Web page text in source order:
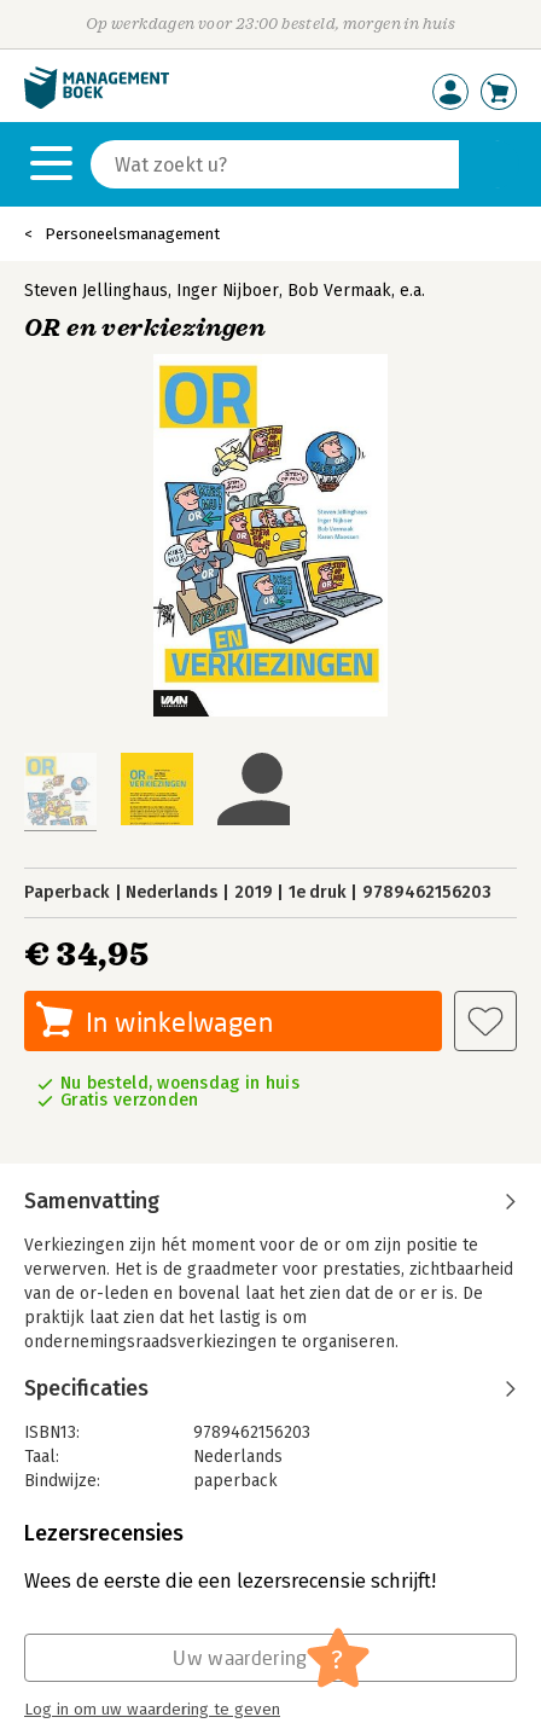
Op werkdagen voor 23:00 besteld, morgen in huis
Personeelsmanagement
Steven Jellinghaus, Inger Nijboer, Bob Vermaak, e.a.
OR en verkiezingen
Paperback Nederlands 2019 1e druk 9789462156203
€ 34,95
In winkelwagen
Nu besteld, woensdag in huis
Gratis verzonden
Samenvatting
Verkiezingen zijn hét moment voor de or om zijn positie te
verwerven. Het is de graadmeter voor prestaties, zichtbaarheid
van de or-leden en bovenal laat het zien dat de or er is. De
praktijk laat zien dat het lastig is om
ondernemingsraadsverkiezingen te organiseren.
In dit boek tref je informatie aan die je helpt bij het
organiseren van or-verkiezingen. Er wordt uitgebreid
stilgestaan bij het juridisch kader van or-verkiezingen. Je wordt
meegenomen in de verschillende fasen van een verkiezing: van
de bekendmaking tot aan het proces verbaal.
Daarnaast is er aandacht voor het voeren van campagnes.
praktische leidraad voor dit belangrijke onderwerp in handen.
Specificaties
ISBN13:
9789462156203
Taal:
Nederlands
Bindwijze:
paperback
Druk:
Medezeggenschapsrecht
Lezersrecensies
Wees de eerste die een lezersrecensie schrijft!
Uw waardering ?
Log in om uw waardering te geven